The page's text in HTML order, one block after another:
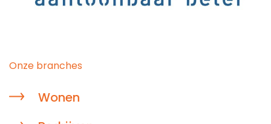
Onze branches
Wonen